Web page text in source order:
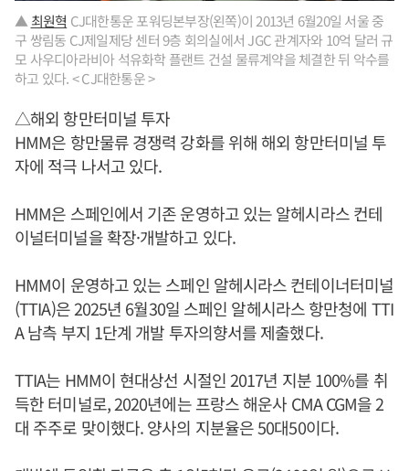
▲ 최원혁 CJ대한통운 포워딩본부장(왼쪽)이 2013년 6월20일 서울 중
구 쌍림동 CJ제일제당 센터 9층 회의실에서 JGC 관계자와 10억 달러 규
모 사우디아라비아 석유화학 플랜트 건설 물류계약을 체결한 뒤 악수를
하고 있다. < CJ대한통운 >
△해외 항만터미널 투자
HMM은 항만물류 경쟁력 강화를 위해 해외 항만터미널 투
자에 적극 나서고 있다.
HMM은 스페인에서 기존 운영하고 있는 알헤시라스 컨테
이널터미널을 확장·개발하고 있다.
HMM이 운영하고 있는 스페인 알헤시라스 컨테이너터미널
(TTIA)은 2025년 6월30일 스페인 알헤시라스 항만청에 TTI
A 남측 부지 1단계 개발 투자의향서를 제출했다.
TTIA는 HMM이 현대상선 시절인 2017년 지분 100%를 취
득한 터미널로, 2020년에는 프랑스 해운사 CMA CGM을 2
대 주주로 맞이했다. 양사의 지분율은 50대50이다.